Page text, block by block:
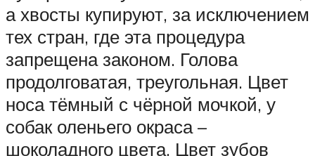
а хвосты купируют, за исключением
тех стран, где эта процедура
запрещена законом. Голова
продолговатая, треугольная. Цвет
носа тёмный с чёрной мочкой, у
собак оленьего окраса –
шоколадного цвета. Цвет зубов